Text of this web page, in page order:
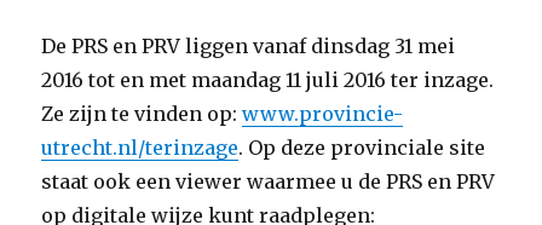
De PRS en PRV liggen vanaf dinsdag 31 mei
2016 tot en met maandag 11 juli 2016 ter inzage.
Ze zijn te vinden op:www.provincie-
utrecht.nl/terinzage. Op deze provinciale site
staat ook een viewer waarmee u de PRS en PRV
op digitale wijze kunt raadplegen: